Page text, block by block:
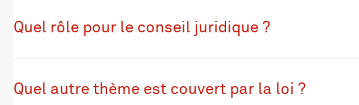
Quel rôle pour le conseil juridique ?
Quel autre thème est couvert par la loi ?